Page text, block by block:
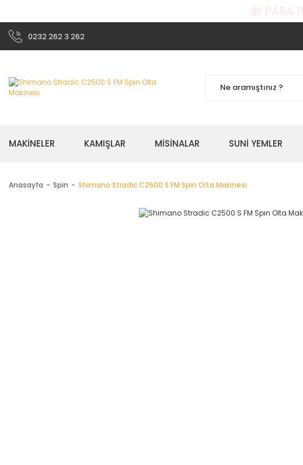
🎁 PARA
0232 262 3 262
MAKİNELER KAMIŞLAR MİSİNALAR SUNİ YEMLER
Anasayfa Spin Shimano Stradic C2500 S FM Spin Olta Makinesi